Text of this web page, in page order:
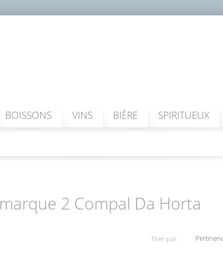
BOISSONS VINS BIÈRE SPIRITUEUX
2 Compal Da Horta
Trier par :